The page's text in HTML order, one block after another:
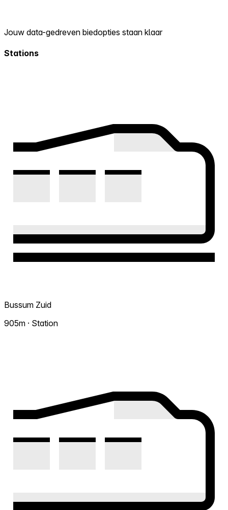
Jouw data-gedreven biedopties staan klaar
Stations
Bussum Zuid
905m · Station